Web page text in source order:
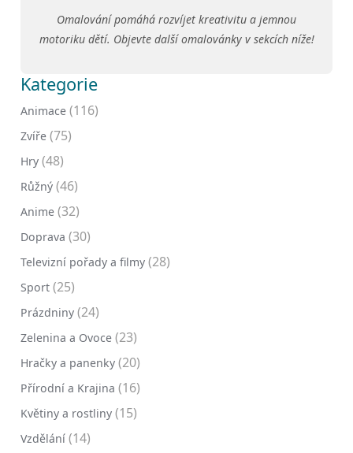
Omalování pomáhá rozvíjet kreativitu a jemnou
motoriku dětí. Objevte další omalovánky v sekcích níže!
Kategorie
Animace (116)
Zvíře (75)
Hry (48)
Růžný (46)
Anime (32)
Doprava (30)
Televizní pořady a filmy (28)
Sport (25)
Prázdniny (24)
Zelenina a Ovoce (23)
Hračky a panenky (20)
Přírodní a Krajina (16)
Květiny a rostliny (15)
Vzdělání (14)